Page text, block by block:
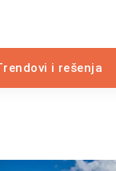
i rešenja